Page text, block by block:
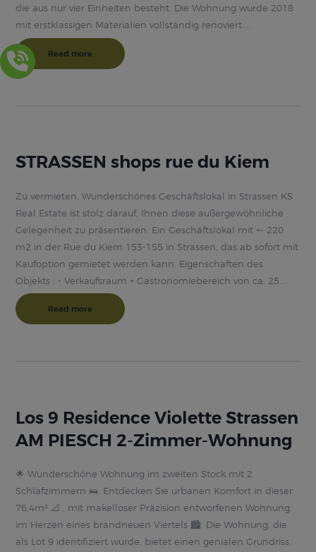
die aus nur vier Einheiten besteht. Die Wohnung wurde 2018
mit erstklassigen Materialien vollständig renoviert....
Read more
STRASSEN shops rue du Kiem
Zu vermieten: Wunderschönes Geschäftslokal in Strassen KS
Real Estate ist stolz darauf, Ihnen diese außergewöhnliche
Gelegenheit zu präsentieren: Ein Geschäftslokal mit +- 220
m2 in der Rue du Kiem 153-155 in Strassen, das ab sofort mit
Kaufoption gemietet werden kann. Eigenschaften des
Objekts : - Verkaufsraum + Gastronomiebereich von ca. 25...
Read more
Los 9 Residence Violette Strassen
AM PIESCH 2-Zimmer-Wohnung
🌟 Wunderschöne Wohnung im zweiten Stock mit 2
Schlafzimmern 🛌. Entdecken Sie urbanen Komfort in dieser
76,4m² 📐 , mit makelloser Präzision entworfenen Wohnung
im Herzen eines brandneuen Viertels 🏙️. Die Wohnung, die
als Lot 9 identifiziert wurde, bietet einen genialen Grundriss,